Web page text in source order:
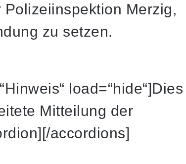
Merzig,
zu setzen.
load=“hide“]Dies
Mitteilung der
accordions]
Radioaktives Material in St. Ingbert: War es